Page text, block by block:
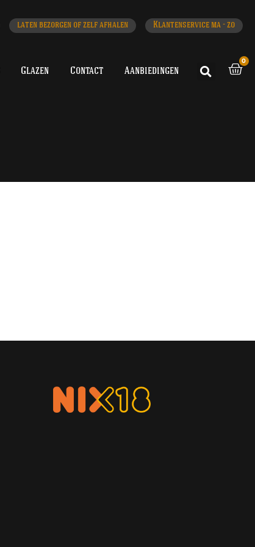
laten bezorgen of zelf afhalen Klantenservice ma - zo
Glazen Contact Aanbiedingen
0